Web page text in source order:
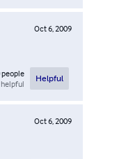
Oct 6, 2009
people
Helpful
Oct 6, 2009